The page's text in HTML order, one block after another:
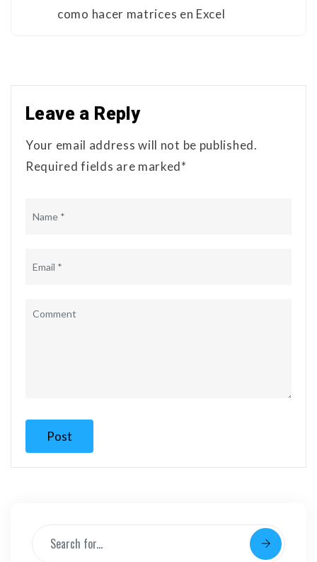
como hacer matrices en Excel
Leave a Reply
Your email address will not be published.
Required fields are marked*